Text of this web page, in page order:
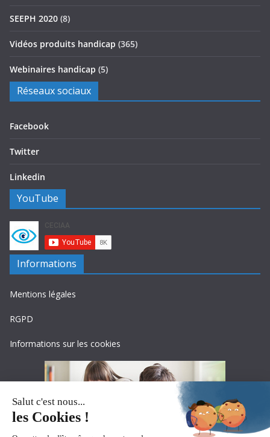
SEEPH 2020 (8)
Vidéos produits handicap (365)
Webinaires handicap (5)
Réseaux sociaux
Facebook
Twitter
Linkedin
YouTube
Informations
Mentions légales
RGPD
Informations sur les cookies